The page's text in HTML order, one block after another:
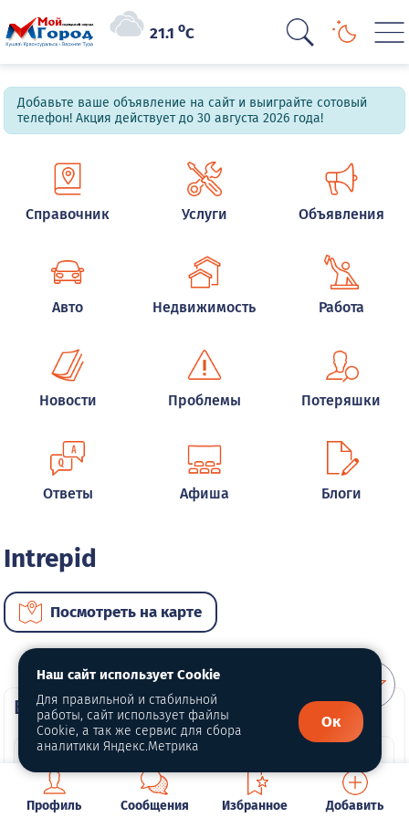
21.1oC
Добавьте ваше объявление на сайт и выиграйте сотовый
телефон! Акция действует до 30 августа 2026 года!
Справочник Услуги Объявления
Авто Недвижимость Работа
Новости Проблемы Потеряшки
Ответы Афиша Блоги
Intrepid
Посмотреть на карте
ВИП автомобили
Профиль Сообщения Избранное Добавить
Наш сайт использует Cookie
Для правильной и стабильной
работы, сайт использует файлы
Cookie, а так же сервис для сбора
аналитики Яндекс.Метрика
Ок